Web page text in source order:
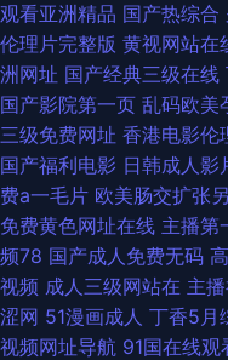
啪啪 九一视频入口 熟女a资
豆花视频在线 欧洲极品另类
居场朝喷 亚洲影视一二三区
www99爱视频 狠狠鲁无码色
视频 日韩高清电影 日本电影
在线视频 国产精品久久成人
观看亚洲精品 国产热综合
伦理片完整版 黄视网站在
洲网址 国产经典三级在线
国产影院第一页 乱码欧美
三级免费网址 香港电影伦
国产福利电影 日韩成人影
费a一毛片 欧美肠交扩张
免费黄色网址在线 主播第
频78 国产成人免费无码
视频 成人三级网站在 主
涩网 51漫画成人 丁香5月
视频网址导航 91国在线观